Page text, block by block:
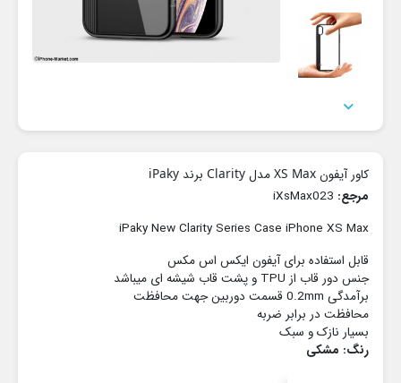

کاور آیفون XS Max مدل Clarity برند iPaky
مرجع:
iPaky New Clarity Series Case iPhone XS Max
قابل استفاده برای آیفون ایکس اس مکس
جنس دور قاب از TPU و پشت قاب شیشه ای میباشد
برآمدگی 0.2mm قسمت دوربین جهت محافظت
محافظت در برابر ضربه
بسیار نازک و سبک
رنگ: مشکی